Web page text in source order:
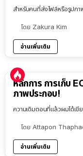
สำหรับคนที่ส่งไฟล์หรือรูปภ
โดย Zakura Kim
อ่านเพิ่มเติม
หลักการ การเก็บ
ภาพประกอบ!
ความเดิมตอนที่แล้วผมได้เขี
โดย Attapon
อ่านเพิ่มเติม